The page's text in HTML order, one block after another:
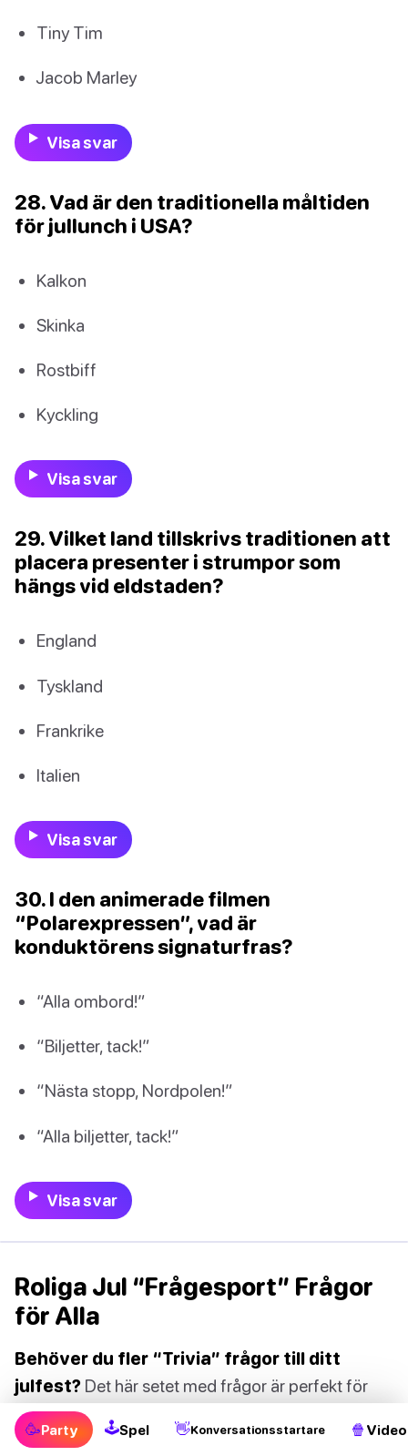
Tiny Tim
Jacob Marley
Visa svar
28. Vad är den traditionella måltiden
för jullunch i USA?
Kalkon
Skinka
Rostbiff
Kyckling
Visa svar
29. Vilket land tillskrivs traditionen att
placera presenter i strumpor som
hängs vid eldstaden?
England
Tyskland
Frankrike
Italien
Visa svar
30. I den animerade filmen
“Polarexpressen”, vad är
konduktörens signaturfras?
“Alla ombord!”
“Biljetter, tack!”
“Nästa stopp, Nordpolen!”
“Alla biljetter, tack!”
Visa svar
Roliga Jul “Frågesport” Frågor
för Alla
Behöver du fler “Trivia” frågor till ditt
julfest? Det här setet med frågor är perfekt för
alla åldrar och inkluderar en blandning av roliga och
utmanande frågeställningar.
🥳Party 🕹Spel 👋Konversationsstartare 🍿